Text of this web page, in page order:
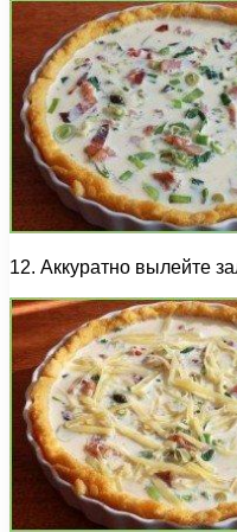
12. Аккуратно вылейте